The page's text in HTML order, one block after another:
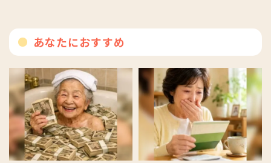
あなたにおすすめ